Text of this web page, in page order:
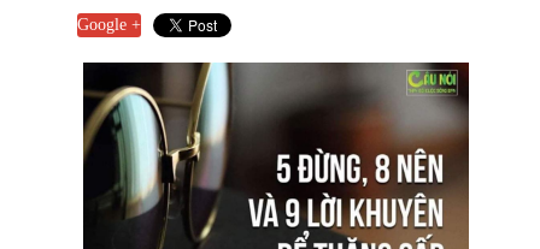
Google +